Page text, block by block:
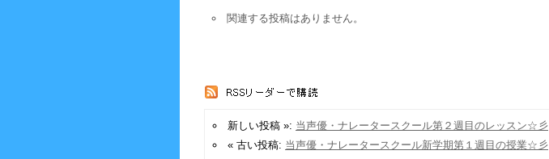
関連する投稿はありません。
新しい投稿 »: 当声優・ナレータースクール第２週目のレッスン☆彡
« 古い投稿: 当声優・ナレータースクール新学期第１週目の授業☆彡